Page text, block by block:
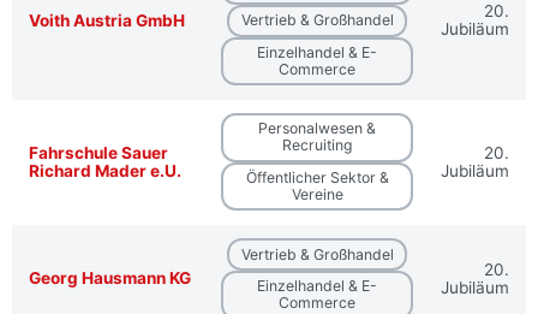
Voith Austria GmbH
Vertrieb & Großhandel
Einzelhandel & E-
Commerce
20.
Jubiläum
Fahrschule Sauer
Richard Mader e.U.
Personalwesen &
Recruiting
Öffentlicher Sektor &
Vereine
20.
Jubiläum
Georg Hausmann KG
Vertrieb & Großhandel
Einzelhandel & E-
Commerce
20.
Jubiläum